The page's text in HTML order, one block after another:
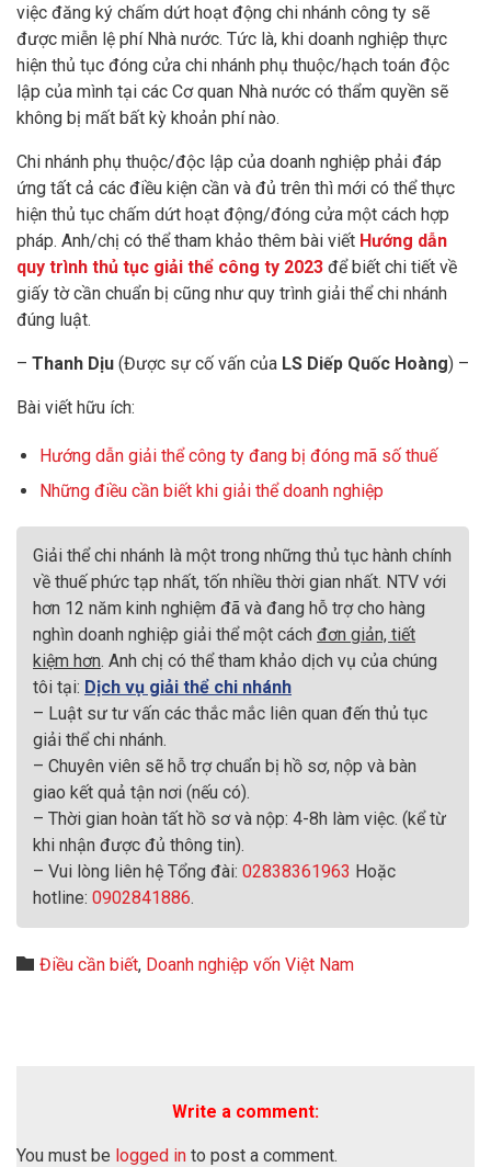
việc đăng ký chấm dứt hoạt động chi nhánh công ty sẽ
được miễn lệ phí Nhà nước. Tức là, khi doanh nghiệp thực
hiện thủ tục đóng cửa chi nhánh phụ thuộc/hạch toán độc
lập của mình tại các Cơ quan Nhà nước có thẩm quyền sẽ
không bị mất bất kỳ khoản phí nào.
Chi nhánh phụ thuộc/độc lập của doanh nghiệp phải đáp
ứng tất cả các điều kiện cần và đủ trên thì mới có thể thực
hiện thủ tục chấm dứt hoạt động/đóng cửa một cách hợp
pháp. Anh/chị có thể tham khảo thêm bài viết Hướng dẫn
quy trình thủ tục giải thể công ty 2023 để biết chi tiết về
giấy tờ cần chuẩn bị cũng như quy trình giải thể chi nhánh
đúng luật.
– Thanh Dịu (Được sự cố vấn của LS Diếp Quốc Hoàng) –
Bài viết hữu ích:
Hướng dẫn giải thể công ty đang bị đóng mã số thuế
Những điều cần biết khi giải thể doanh nghiệp
Giải thể chi nhánh là một trong những thủ tục hành chính
về thuế phức tạp nhất, tốn nhiều thời gian nhất. NTV với
hơn 12 năm kinh nghiệm đã và đang hỗ trợ cho hàng
nghìn doanh nghiệp giải thể một cách đơn giản, tiết
kiệm hơn. Anh chị có thể tham khảo dịch vụ của chúng
tôi tại: Dịch vụ giải thể chi nhánh
– Luật sư tư vấn các thắc mắc liên quan đến thủ tục
giải thể chi nhánh.
– Chuyên viên sẽ hỗ trợ chuẩn bị hồ sơ, nộp và bàn
giao kết quả tận nơi (nếu có).
– Thời gian hoàn tất hồ sơ và nộp: 4-8h làm việc. (kể từ
khi nhận được đủ thông tin).
– Vui lòng liên hệ Tổng đài: 02838361963 Hoặc
hotline: 0902841886.
 Category
Điều cần biết, Doanh nghiệp vốn Việt Nam
Write a comment:
You must be logged in to post a comment.